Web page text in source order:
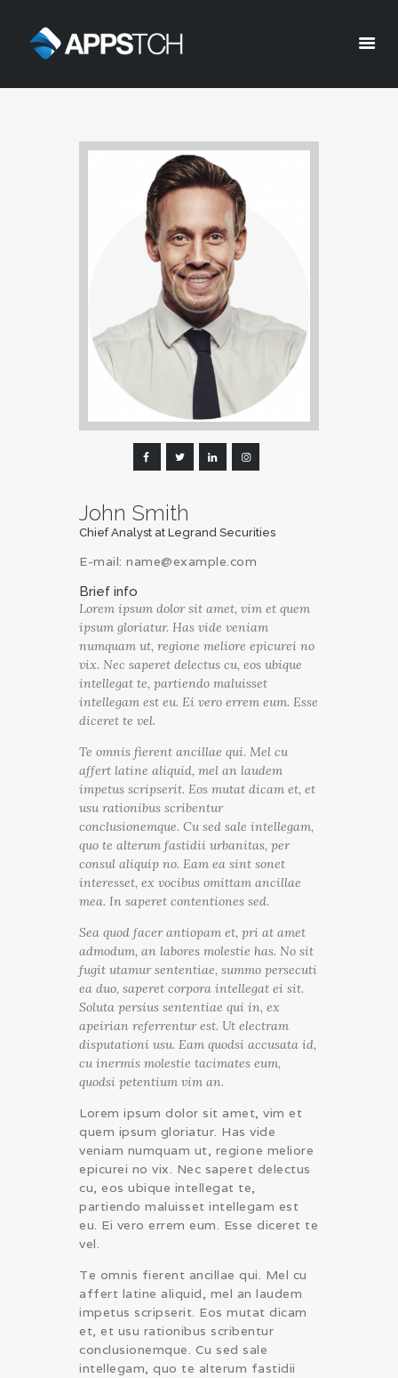
Appstch
CORPORATE INFO
SERVICES
SOLUTIONS
CAREERS
PRIVACY POLICY
John Smith
Chief Analyst at Legrand Securities
E-mail: name@example.com
Brief info
Lorem ipsum dolor sit amet, vim et quem
ipsum gloriatur. Has vide veniam
numquam ut, regione meliore epicurei no
vix. Nec saperet delectus cu, eos ubique
intellegat te, partiendo maluisset
intellegam est eu. Ei vero errem eum. Esse
diceret te vel.
Te omnis fierent ancillae qui. Mel cu
affert latine aliquid, mel an laudem
impetus scripserit. Eos mutat dicam et, et
usu rationibus scribentur
conclusionemque. Cu sed sale intellegam,
quo te alterum fastidii urbanitas, per
consul aliquip no. Eam ea sint sonet
interesset, ex vocibus omittam ancillae
mea. In saperet contentiones sed.
Sea quod facer antiopam et, pri at amet
admodum, an labores molestie has. No sit
fugit utamur sententiae, summo persecuti
ea duo, saperet corpora intellegat ei sit.
Soluta persius sententiae qui in, ex
apeirian referrentur est. Ut electram
disputationi usu. Eam quodsi accusata id,
cu inermis molestie tacimates eum,
quodsi petentium vim an.
Lorem ipsum dolor sit amet, vim et
quem ipsum gloriatur. Has vide
veniam numquam ut, regione meliore
epicurei no vix. Nec saperet delectus
cu, eos ubique intellegat te,
partiendo maluisset intellegam est
eu. Ei vero errem eum. Esse diceret te
vel.
Te omnis fierent ancillae qui. Mel cu
affert latine aliquid, mel an laudem
impetus scripserit. Eos mutat dicam
et, et usu rationibus scribentur
conclusionemque. Cu sed sale
intellegam, quo te alterum fastidii